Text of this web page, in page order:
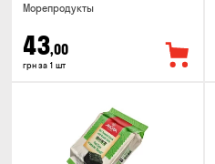
Морепродукты
43,00
грн за 1 шт